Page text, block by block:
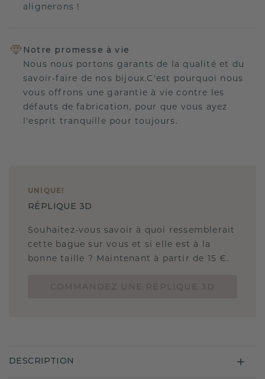
alignerons !
Notre promesse à vie
Nous nous portons garants de la qualité et du
savoir-faire de nos bijoux.C'est pourquoi nous
vous offrons une garantie à vie contre les
défauts de fabrication, pour que vous ayez
l'esprit tranquille pour toujours.
UNIQUE !
RÉPLIQUE 3D
Souhaitez-vous savoir à quoi ressemblerait
cette bague sur vous et si elle est à la
bonne taille ? Maintenant à partir de 15 €.
DESCRIPTION